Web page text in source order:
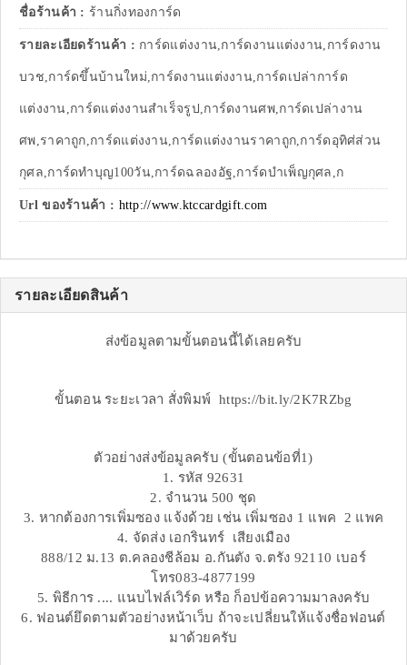
ชื่อร้านค้า : ร้านกิ่งทองการ์ด
รายละเอียดร้านค้า : การ์ดแต่งงาน,การ์ดงานแต่งงาน,การ์ดงาน
บวช,การ์ดขึ้นบ้านใหม่,การ์ดงานแต่งงาน,การ์ดเปล่าการ์ด
แต่งงาน,การ์ดแต่งงานสำเร็จรูป,การ์ดงานศพ,การ์ดเปล่างาน
ศพ,ราคาถูก,การ์ดแต่งงาน,การ์ดแต่งงานราคาถูก,การ์ดอุทิศ่ส่วน
กุศล,การ์ดทำบุญ100วัน,การ์ดฉลองอัฐ,การ์ดบำเพ็ญกุศล,ก
Url ของร้านค้า : http://www.ktccardgift.com
รายละเอียดสินค้า
ส่งข้อมูลตามขั้นตอนนี้ได้เลยครับ
ขั้นตอน ระยะเวลา สั่งพิมพ์ https://bit.ly/2K7RZbg
ตัวอย่างส่งข้อมูลครับ (ขั้นตอนข้อที่1)
1. รหัส 92631
2. จำนวน 500 ชุด
3. หากต้องการเพิ่มซอง แจ้งด้วย เช่น เพิ่มซอง 1 แพค 2 แพค
4. จัดส่ง เอกรินทร์ เสียงเมือง
888/12 ม.13 ต.คลองชีล้อม อ.กันตัง จ.ตรัง 92110 เบอร์
โทร083-4877199
5. พิธีการ .... แนบไฟล์เวิร์ด หรือ ก็อปข้อความมาลงครับ
6. ฟอนต์ยึดตามตัวอย่างหน้าเว็บ ถ้าจะเปลี่ยนให้แจ้งชื่อฟอนต์
มาด้วยครับ